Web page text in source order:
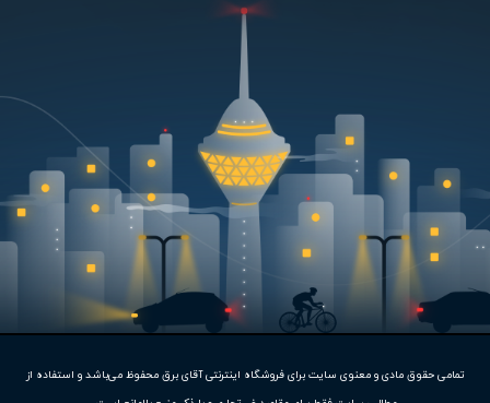
متاسفانه این کالا در حال
مشخصات فنی:
توان این محصول 350 وات می باشد و دور موتور آن 1300 است. این
محصول به دلیل تعداد پره های بالا و هوادهی خوب، گزینه مناسبی برای
استفاده در قسمت های مختلف محیط های صنعتی بوده و می تواند
تهویه هوای خوبی را انجام دهد.
این فن دمنده با برق 220 ولت که مقدار ولتاژ شهری است به خوبی کار
موتور این فن آکسیال بصورت دائم کار بوده و کلاس عایق بندی موتور
تمامی حقوق مادی و معنوی سایت برای فروشگاه اینترنتی آقای برق محفوظ می‌باشد و استفاده از